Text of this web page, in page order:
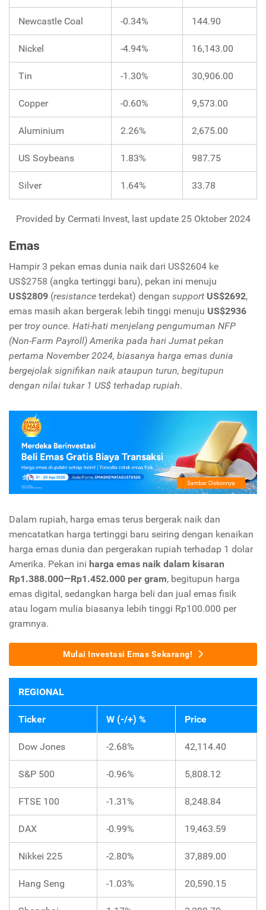
Newcastle Coal -0.34% 144.90
Nickel -4.94% 16,143.00
Tin -1.30% 30,906.00
Copper -0.60% 9,573.00
Aluminium 2.26% 2,675.00
US Soybeans 1.83% 987.75
Silver 1.64% 33.78
Provided by Cermati Invest, last update 25 Oktober 2024
Emas
Hampir 3 pekan emas dunia naik dari US$2604 ke
US$2758 (angka tertinggi baru), pekan ini menuju
US$2809 (resistance terdekat) dengan support US$2692,
emas masih akan bergerak lebih tinggi menuju US$2936
pertroy ounce. Hati-hati menjelang pengumuman NFP
(Non-Farm Payroll) Amerika pada hari Jumat pekan
pertama November 2024, biasanya harga emas dunia
bergejolak signifikan naik ataupun turun, begitupun
dengan nilai tukar 1 US$ terhadap rupiah.
Dalam rupiah, harga emas terus bergerak naik dan
mencatatkan harga tertinggi baru seiring dengan kenaikan
harga emas dunia dan pergerakan rupiah terhadap 1 dolar
Amerika. Pekan ini harga emas naik dalam kisaran
Rp1.388.000—Rp1.452.000 per gram, begitupun harga
emas digital, sedangkan harga beli dan jual emas fisik
atau logam mulia biasanya lebih tinggi Rp100.000 per
gramnya.
Mulai Investasi Emas Sekarang!
REGIONAL
Ticker W (-/+) % Price
Dow Jones -2.68% 42,114.40
S&P 500 -0.96% 5,808.12
FTSE 100 -1.31% 8,248.84
DAX -0.99% 19,463.59
Nikkei 225 -2.80% 37,889.00
Hang Seng -1.03% 20,590.15